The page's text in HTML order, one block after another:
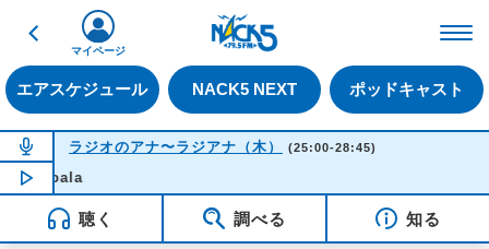
戻る
エアスケジュール NACK5 NEXT ポッドキャスト
マイページ
NOW ON AIR
ラジオのアナ〜ラジアナ（木） (25:00-28:45)
NOW PLAYING
聴く 調べる 知る